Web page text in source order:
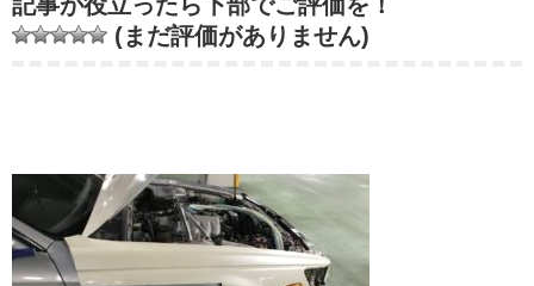
(まだ評価がありません)